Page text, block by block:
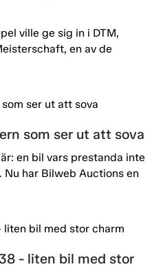
ville ge sig in i DTM,
en av de
som ser ut att sova
en bil vars prestanda inte
Nu har Bilweb Auctions en
- liten bil med stor